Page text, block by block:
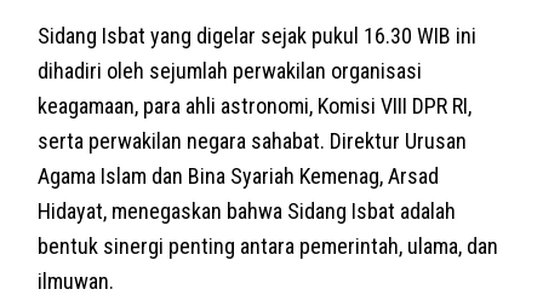
Sidang Isbat yang digelar sejak pukul 16.30 WIB ini
dihadiri oleh sejumlah perwakilan organisasi
keagamaan, para ahli astronomi, Komisi VIII DPR RI,
serta perwakilan negara sahabat. Direktur Urusan
Agama Islam dan Bina Syariah Kemenag, Arsad
Hidayat, menegaskan bahwa Sidang Isbat adalah
bentuk sinergi penting antara pemerintah, ulama, dan
ilmuwan.